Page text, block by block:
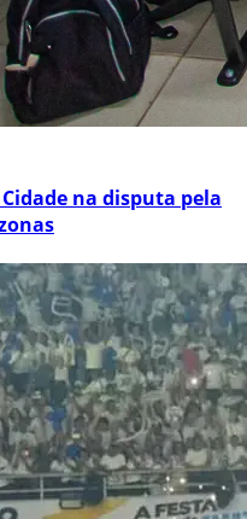
na disputa pela